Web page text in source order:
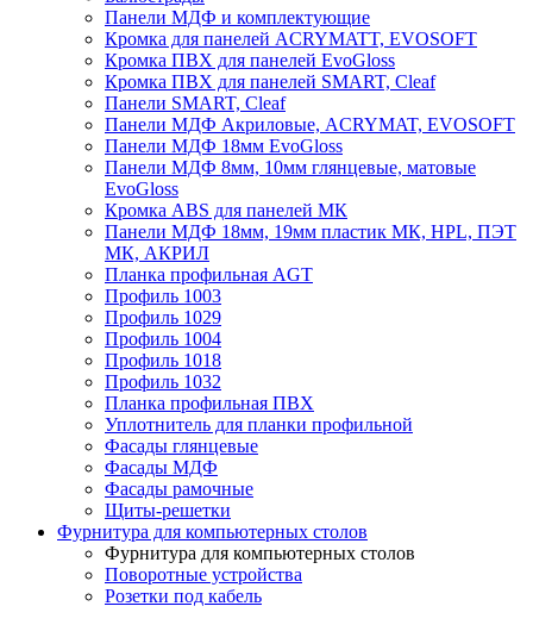
Панели МДФ и комплектующие
Кромка для панелей ACRYMATT, EVOSOFT
Кромка ПВХ для панелей EvoGloss
Кромка ПВХ для панелей SMART, Cleaf
Панели SMART, Cleaf
Панели МДФ Акриловые, ACRYMAT, EVOSOFT
Панели МДФ 18мм EvoGloss
Панели МДФ 8мм, 10мм глянцевые, матовые
EvoGloss
Кромка ABS для панелей МК
Панели МДФ 18мм, 19мм пластик МК, HPL, ПЭТ
МК, АКРИЛ
Планка профильная AGT
Профиль 1003
Профиль 1029
Профиль 1004
Профиль 1018
Профиль 1032
Планка профильная ПВХ
Уплотнитель для планки профильной
Фасады глянцевые
Фасады МДФ
Фасады рамочные
Щиты-решетки
Фурнитура для компьютерных столов
Фурнитура для компьютерных столов
Поворотные устройства
Розетки под кабель